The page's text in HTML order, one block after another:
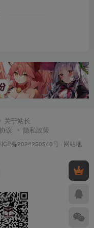
关于站长
议 隐私政策
ICP备2024250540号 · 网站地